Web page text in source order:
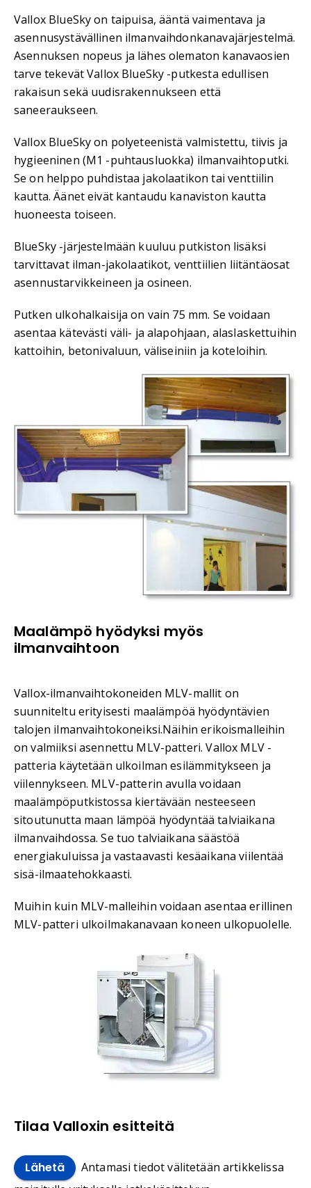
Vallox BlueSky on taipuisa, ääntä vaimentava ja
asennusystävällinen ilmanvaihdonkanavajärjestelmä.
Asennuksen nopeus ja lähes olematon kanavaosien
tarve tekevät Vallox BlueSky -putkesta edullisen
rakaisun sekä uudisrakennukseen että
saneeraukseen.
Vallox BlueSky on polyeteenistä valmistettu, tiivis ja
hygieeninen (M1 -puhtausluokka) ilmanvaihtoputki.
Se on helppo puhdistaa jakolaatikon tai venttiilin
kautta. Äänet eivät kantaudu kanaviston kautta
huoneesta toiseen.
BlueSky -järjestelmään kuuluu putkiston lisäksi
tarvittavat ilman-jakolaatikot, venttiilien liitäntäosat
asennustarvikkeineen ja osineen.
Putken ulkohalkaisija on vain 75 mm. Se voidaan
asentaa kätevästi väli- ja alapohjaan, alaslaskettuihin
kattoihin, betonivaluun, väliseiniin ja koteloihin.
Maalämpö hyödyksi myös
ilmanvaihtoon
Vallox-ilmanvaihtokoneiden MLV-mallit on
suunniteltu erityisesti maalämpöä hyödyntävien
talojen ilmanvaihtokoneiksi.Näihin erikoismalleihin
on valmiiksi asennettu MLV-patteri. Vallox MLV -
patteria käytetään ulkoilman esilämmitykseen ja
viilennykseen. MLV-patterin avulla voidaan
maalämpöputkistossa kiertävään nesteeseen
sitoutunutta maan lämpöä hyödyntää talviaikana
ilmanvaihdossa. Se tuo talviaikana säästöä
energiakuluissa ja vastaavasti kesäaikana viilentää
sisä-ilmaatehokkaasti.
Muihin kuin MLV-malleihin voidaan asentaa erillinen
MLV-patteri ulkoilmakanavaan koneen ulkopuolelle.
Tilaa Valloxin esitteitä
Lähetä
Antamasi tiedot välitetään artikkelissa